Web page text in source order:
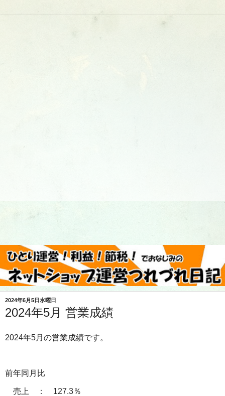
2024年6月5日水曜日
2024年5月 営業成績
2024年5月の営業成績です。
前年同月比
売上 ： 127.3％